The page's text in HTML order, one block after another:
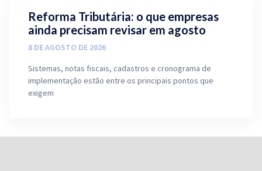
Reforma Tributária: o que empresas
ainda precisam revisar em agosto
8 DE AGOSTO DE 2026
Sistemas, notas fiscais, cadastros e cronograma de
implementação estão entre os principais pontos que
exigem